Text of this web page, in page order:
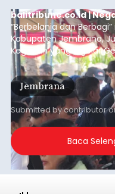
balitribune.co.id |
“Berbelanja dan
Kabupaten Jembrana,
Kegiatan yang digelar
Soekarno ini
ekonomi masyarakat
mendapat antusiasme
transaksi mencapai
Jembrana
Submitted bycontributor
Baca